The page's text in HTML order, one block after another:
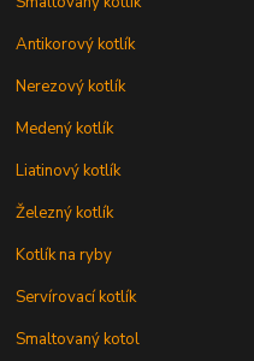
Antikorový kotlík
Nerezový kotlík
Medený kotlík
Liatinový kotlík
Železný kotlík
Kotlík na ryby
Servírovací kotlík
Smaltovaný kotol